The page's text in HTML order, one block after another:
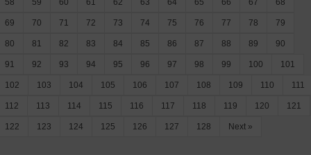
58 59 60 61 62 63 64 65 66 67 68
69 70 71 72 73 74 75 76 77 78 79
80 81 82 83 84 85 86 87 88 89 90
91 92 93 94 95 96 97 98 99 100 101
102 103 104 105 106 107 108 109 110 111
112 113 114 115 116 117 118 119 120 121
122 123 124 125 126 127 128 Next »